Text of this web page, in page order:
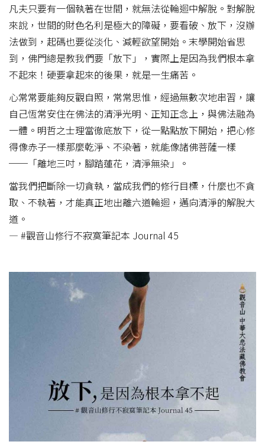
凡夫只要有一個執著在世間，就無法從輪迴中解脫。對解脫
來說，世間的財色名利是極大的障礙，要看破、放下，沒辦
法做到，起碼也要從淡化、減輕欲望開始。末學開始省思
到，佛門總是教我們要「放下」，實際上是因為我們根本拿
不起來！硬要拿起來的後果，就是一生痛苦。
心常常要能夠反觀自照，常常思惟，經過無數次地串習，讓
自己恆常安住在佛法的清淨光明、正知正念上，與佛法融為
一體。明哲之士理當徹底放下，從一點點放下開始，把心修
得像赤子一樣那麼乾淨、不染著，就能像諸佛菩薩一樣
──「離地三吋，腳踏蓮花，清淨無染」。
當我們把斷除一切貪執，當成我們的修行目標，什麼也不貪
取、不執著，才能真正地出離六道輪迴，邁向清淨的解脫大
道。
— #觀音山修行不寂寞筆記本 Journal 45